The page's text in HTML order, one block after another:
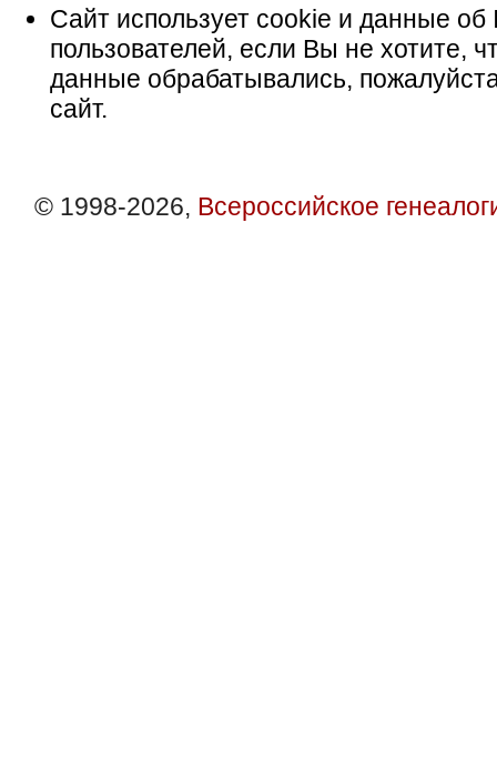
Сайт использует cookie и данные об
пользователей, если Вы не хотите,
данные обрабатывались,
сайт.
© 1998-2026, Всероссийское